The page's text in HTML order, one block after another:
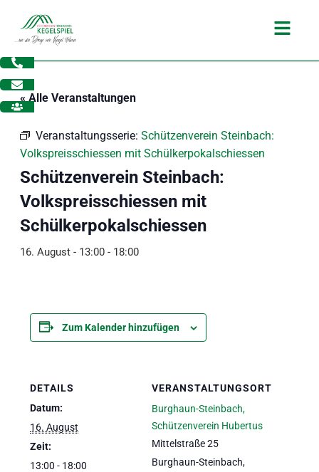
Inhalt
springen
Main
« Alle Veranstaltungen
Veranstaltungsserie: Schützenverein Steinbach:
Volkspreisschiessen mit Schülkerpokalschiessen
Schützenverein Steinbach:
Volkspreisschiessen mit
Schülkerpokalschiessen
16. August - 13:00- 18:00
Zum Kalender hinzufügen
DETAILS
Datum:
16. August
Zeit:
13:00 - 18:00
VERANSTALTUNGSORT
Burghaun-Steinbach,
Schützenverein Hubertus
Mittelstraße 25
Burghaun-Steinbach,